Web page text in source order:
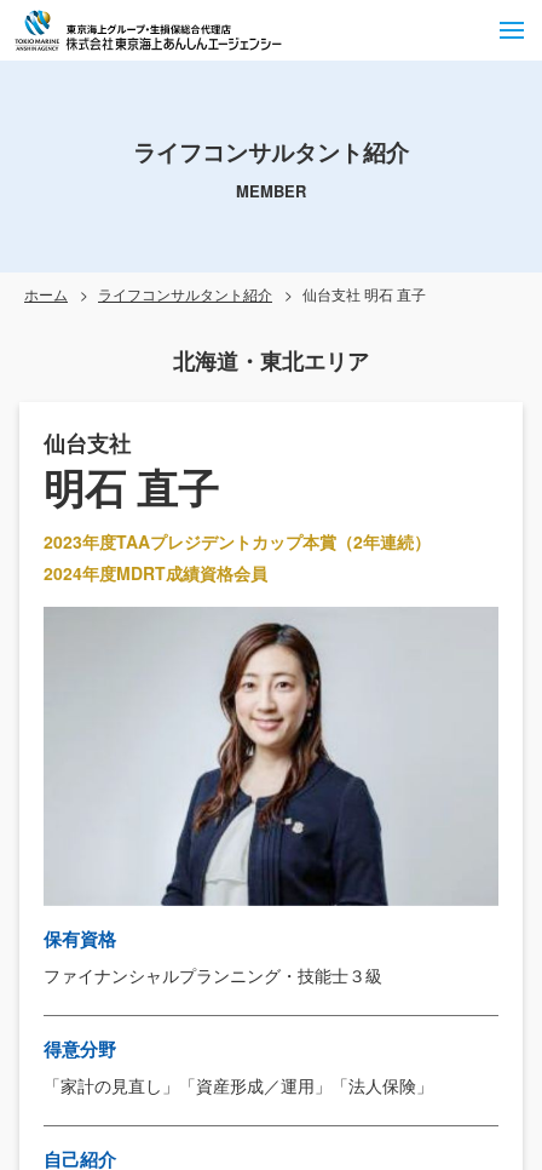
ライフコンサルタント紹介
MEMBER
ホーム ライフコンサルタント紹介 仙台支社 明石 直子
北海道・東北エリア
仙台支社
明石 直子
2023年度TAAプレジデントカップ本賞（2年連続）
2024年度MDRT成績資格会員
保有資格
ファイナンシャルプランニング・技能士３級
得意分野
「家計の見直し」「資産形成／運用」「法人保険」
自己紹介